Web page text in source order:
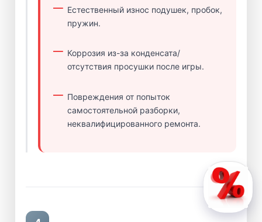
Естественный износ подушек, пробок,
пружин.
Коррозия из-за конденсата/
отсутствия просушки после игры.
Повреждения от попыток
самостоятельной разборки,
неквалифицированного ремонта.